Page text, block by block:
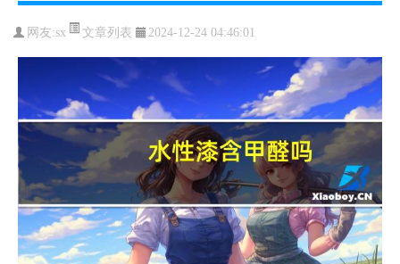
网友:sx 文章列表 2024-12-24 04:46:01